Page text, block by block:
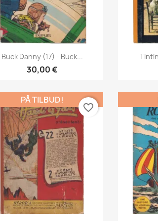
Vis her
Buck Danny (17) - Buck...
30,00 €
PÅ TILBUD!
favorite_border